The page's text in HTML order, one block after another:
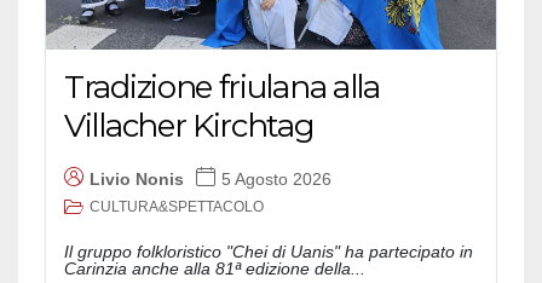
Tradizione friulana alla
Villacher Kirchtag
Livio Nonis 5 Agosto 2026
CULTURA&SPETTACOLO
Il gruppo folkloristico "Chei di Uanis" ha partecipato in
Carinzia anche alla 81ª edizione della...